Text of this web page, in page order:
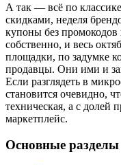
А так — всё по
скидками, неделя
купоны без
собственно, и весь
площадки, по задумке
продавцы. Они ими и
Если разглядеть в
становится очевидно,
техническая, а с долей
маркетплейс.
Основные разделы